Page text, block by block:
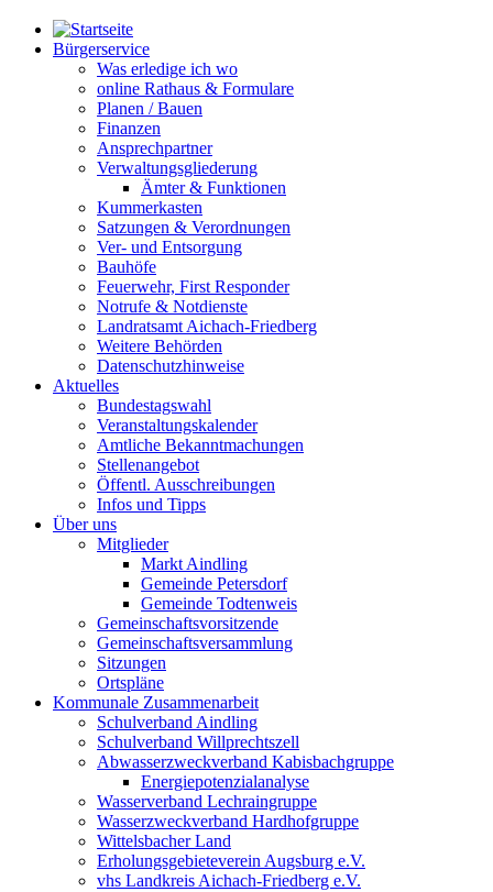
Bürgerservice
Was erledige ich wo
online Rathaus & Formulare
Planen / Bauen
Finanzen
Ansprechpartner
Verwaltungsgliederung
Ämter & Funktionen
Kummerkasten
Satzungen & Verordnungen
Ver- und Entsorgung
Bauhöfe
Feuerwehr, First Responder
Notrufe & Notdienste
Landratsamt Aichach-Friedberg
Weitere Behörden
Datenschutzhinweise
Aktuelles
Bundestagswahl
Veranstaltungskalender
Amtliche Bekanntmachungen
Stellenangebot
Öffentl. Ausschreibungen
Infos und Tipps
Über uns
Mitglieder
Markt Aindling
Gemeinde Petersdorf
Gemeinde Todtenweis
Gemeinschaftsvorsitzende
Gemeinschaftsversammlung
Sitzungen
Ortspläne
Kommunale Zusammenarbeit
Schulverband Aindling
Schulverband Willprechtszell
Abwasserzweckverband Kabisbachgruppe
Energiepotenzialanalyse
Wasserverband Lechraingruppe
Wasserzweckverband Hardhofgruppe
Wittelsbacher Land
Erholungsgebieteverein Augsburg e.V.
vhs Landkreis Aichach-Friedberg e.V.